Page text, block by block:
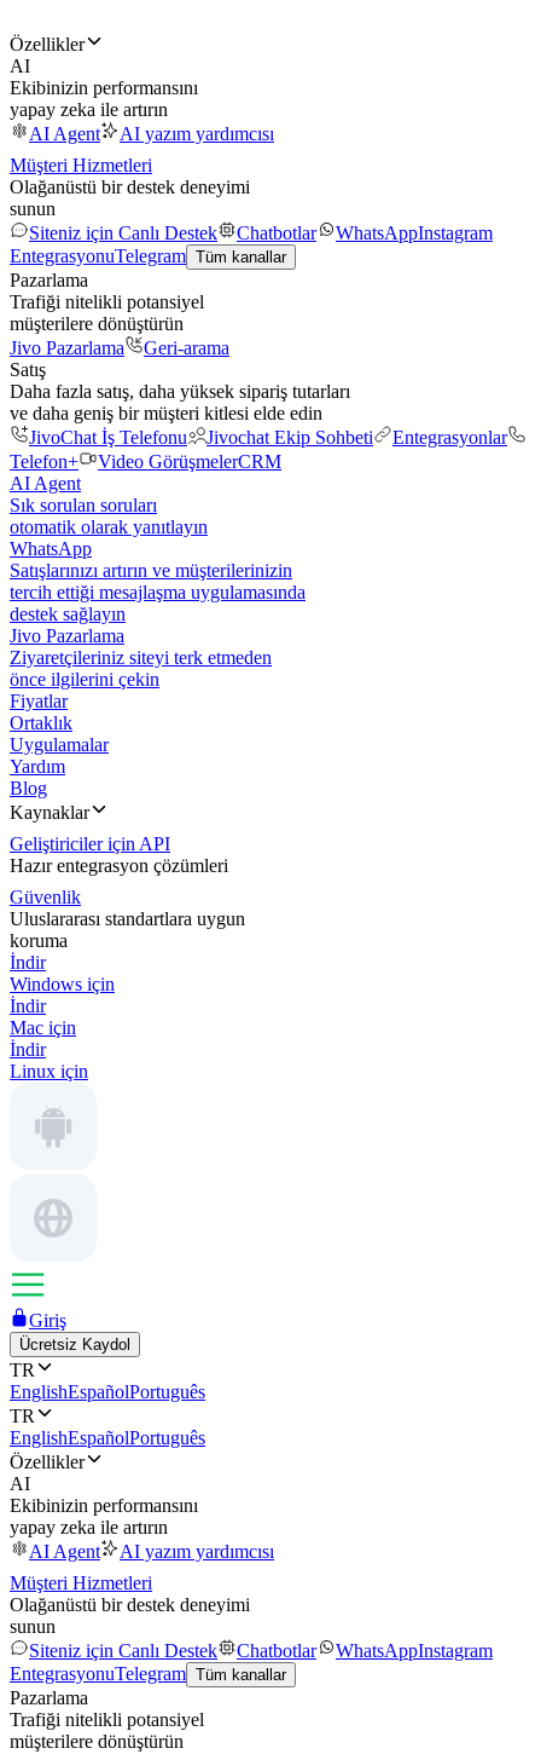
Özellikler
AI
Ekibinizin performansını
yapay zeka ile artırın
AI Agent
AI yazım yardımcısı
Müşteri Hizmetleri
Olağanüstü bir destek deneyimi
sunun
Siteniz için Canlı Destek
Chatbotlar WhatsAppInstagram
EntegrasyonuTelegram Tüm kanallar
Pazarlama
Trafiği nitelikli potansiyel
müşterilere dönüştürün
Jivo Pazarlama
Geri-arama
Satış
Daha fazla satış, daha yüksek sipariş tutarları
ve daha geniş bir müşteri kitlesi elde edin
JivoChat İş Telefonu
Jivochat Ekip Sohbeti
Entegrasyonlar
Telefon+
Video GörüşmelerCRM
AI Agent
Sık sorulan soruları
otomatik olarak yanıtlayın
WhatsApp
Satışlarınızı artırın ve müşterilerinizin
tercih ettiği mesajlaşma uygulamasında
destek sağlayın
Jivo Pazarlama
Ziyaretçileriniz siteyi terk etmeden
önce ilgilerini çekin
Fiyatlar
Ortaklık
Uygulamalar
Yardım
Blog
Kaynaklar
Geliştiriciler için API
Hazır entegrasyon çözümleri
Güvenlik
Uluslararası standartlara uygun
koruma
İndir
Windows için
İndir
Mac için
İndir
Linux için
Giriş
Ücretsiz Kaydol
TR
EnglishEspañolPortuguês
TR
EnglishEspañolPortuguês
Özellikler
AI
Ekibinizin performansını
yapay zeka ile artırın
AI Agent
AI yazım yardımcısı
Müşteri Hizmetleri
Olağanüstü bir destek deneyimi
sunun
Siteniz için Canlı Destek
Chatbotlar WhatsAppInstagram
EntegrasyonuTelegram Tüm kanallar
Pazarlama
Trafiği nitelikli potansiyel
müşterilere dönüştürün